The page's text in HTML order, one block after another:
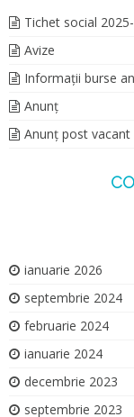
Tichet social
Avize
Informații burse
Anunț
Anunț post vacant
ianuarie 2026
septembrie 2024
februarie 2024
ianuarie 2024
decembrie 2023
septembrie 2023